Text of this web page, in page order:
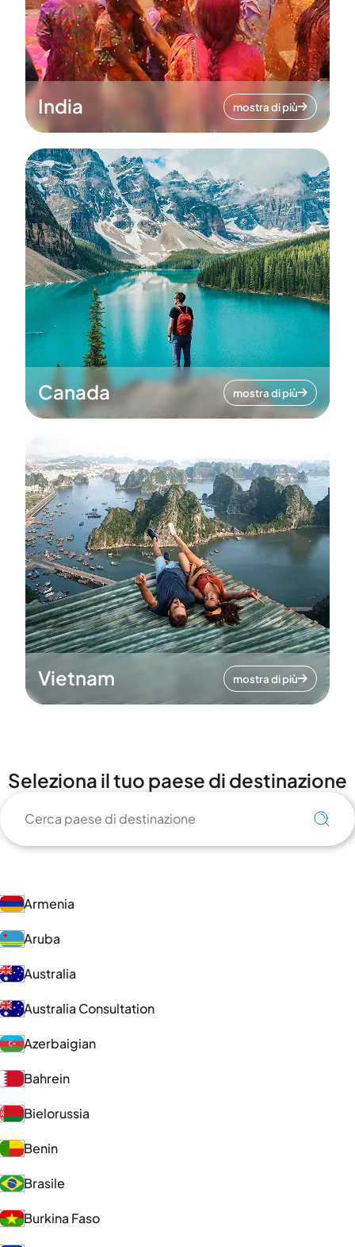
India mostra di più
Canada mostra di più
Vietnam mostra di più
Seleziona il tuo paese di destinazione
Armenia
Aruba
Australia
Australia Consultation
Azerbaigian
Bahrein
Bielorussia
Benin
Brasile
Burkina Faso